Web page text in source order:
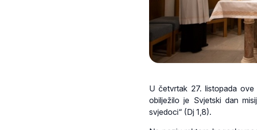
U četvrtak 27. listopada
obilježilo je Svjetski dan
svjedoci“ (Dj 1,8).